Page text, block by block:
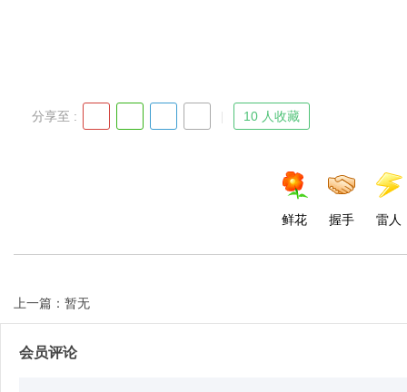
分享至 : 10 人收藏
鲜花 握手 雷人
上一篇：暂无
会员评论